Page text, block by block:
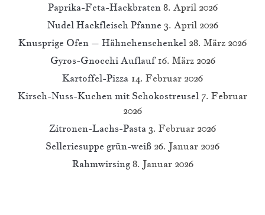
Paprika-Feta-Hackbraten 8. April 2026
Nudel Hackfleisch Pfanne 3. April 2026
Knusprige Ofen – Hähnchenschenkel 28. März 2026
Gyros-Gnocchi Auflauf 16. März 2026
Kartoffel-Pizza 14. Februar 2026
Kirsch-Nuss-Kuchen mit Schokostreusel 7. Februar
2026
Zitronen-Lachs-Pasta 3. Februar 2026
Selleriesuppe grün-weiß 26. Januar 2026
Rahmwirsing 8. Januar 2026